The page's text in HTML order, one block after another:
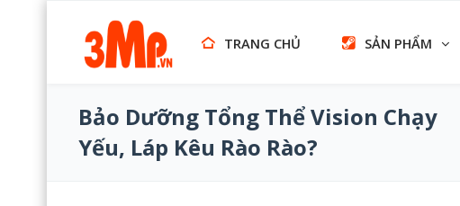
TRANG CHỦ SẢN PHẨM
Bảo Dưỡng Tổng Thể Vision Chạy
Yếu, Láp Kêu Rào Rào?